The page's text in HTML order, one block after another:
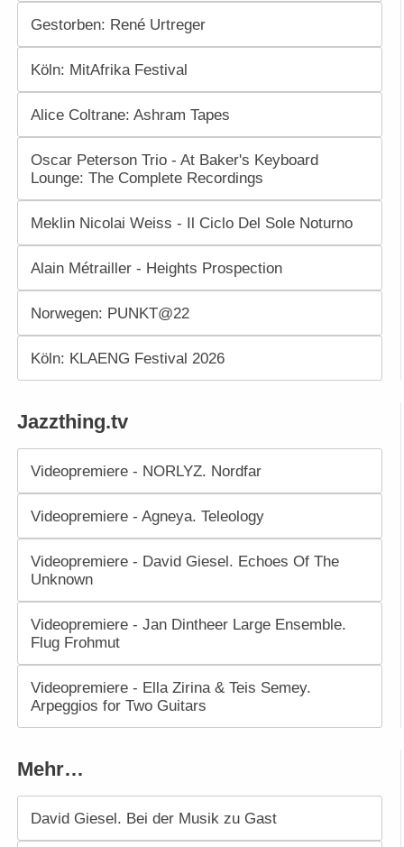
Gestorben: René Urtreger
Köln: MitAfrika Festival
Alice Coltrane: Ashram Tapes
Oscar Peterson Trio - At Baker's Keyboard
Lounge: The Complete Recordings
Meklin Nicolai Weiss - Il Ciclo Del Sole Noturno
Alain Métrailler - Heights Prospection
Norwegen: PUNKT@22
Köln: KLAENG Festival 2026
Jazzthing.tv
Videopremiere - NORLYZ. Nordfar
Videopremiere - Agneya. Teleology
Videopremiere - David Giesel. Echoes Of The
Unknown
Videopremiere - Jan Dintheer Large Ensemble.
Flug Frohmut
Videopremiere - Ella Zirina & Teis Semey.
Arpeggios for Two Guitars
Mehr…
David Giesel. Bei der Musik zu Gast